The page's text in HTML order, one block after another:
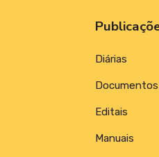
Diárias
Documentos
Editais
Manuais